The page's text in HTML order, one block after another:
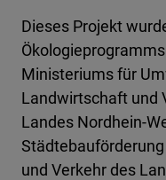
Dieses Projekt
Ministeriums für
Landwirtschaft und
Landes Nordhein-
und Verkehr des